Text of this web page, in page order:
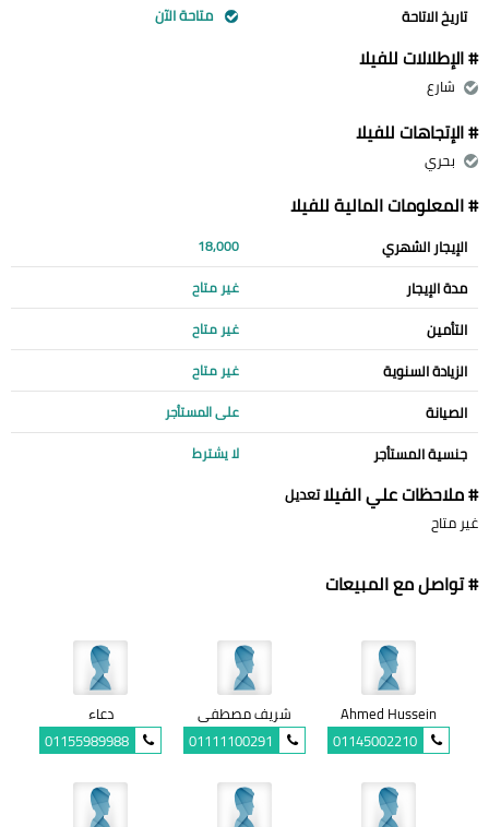
تاريخ الاتاحة متاحة الآن
# الإطلالات للفيلا
شارع
# الإتجاهات للفيلا
بحري
# المعلومات المالية للفيلا
الإيجار الشهري 18,000
مدة الإيجار غير متاح
التأمين غير متاح
الزيادة السنوية غير متاح
الصيانة على المستأجر
جنسية المستأجر لا يشترط
# ملاحظات علي الفيلاتعديل
غير متاح
# تواصل مع المبيعات
Ahmed Hussein
01145002210
شريف مصطفى
01111100291
دعاء
01155989988